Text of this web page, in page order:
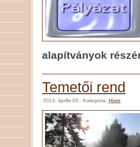
alapítványok
Temetői rend
2013. április 05 - Kategória: Hírek